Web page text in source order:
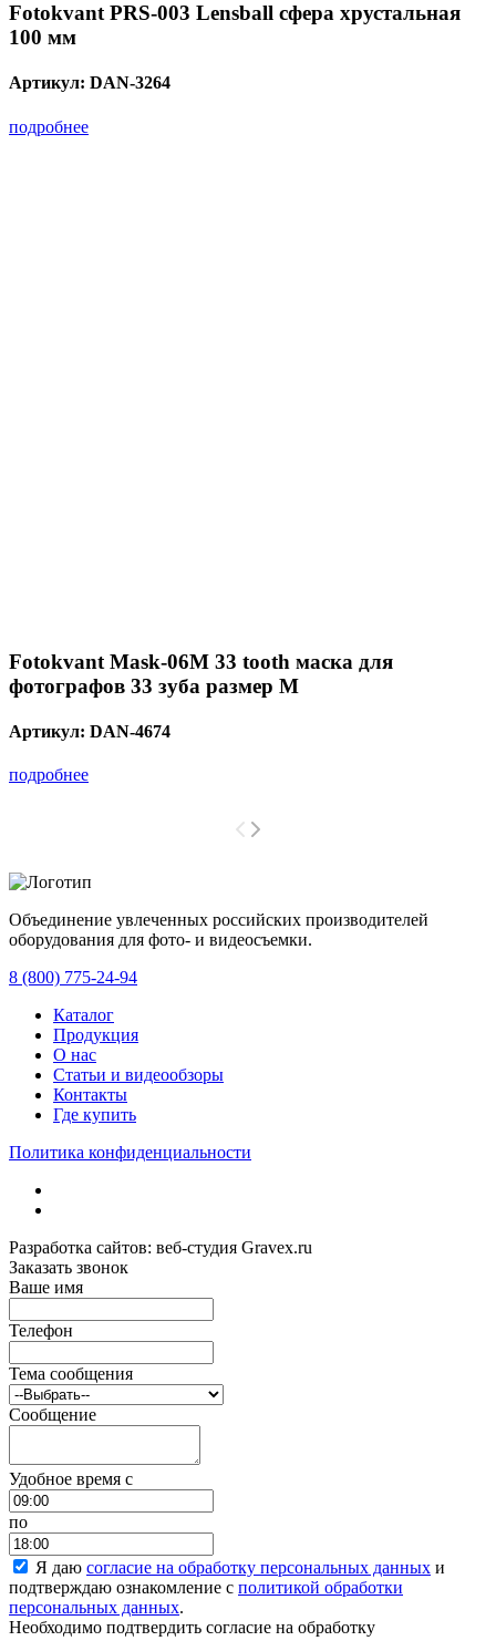
Fotokvant PRS-003 Lensball сфера хрустальная
100 мм
Артикул: DAN-3264
подробнее
Fotokvant Mask-06M 33 tooth маска для
фотографов 33 зуба размер M
Артикул: DAN-4674
подробнее
Объединение увлеченных российских производителей
оборудования для фото- и видеосъемки.
8 (800) 775-24-94
Каталог
Продукция
О нас
Статьи и видеообзоры
Контакты
Где купить
Политика конфиденциальности
Разработка сайтов: веб-студия Gravex.ru
Заказать звонок
Ваше имя
Телефон
Тема сообщения
Сообщение
Удобное время c
по
Я даю согласие на обработку персональных данных и
подтверждаю ознакомление с политикой обработки
персональных данных.
Необходимо подтвердить согласие на обработку